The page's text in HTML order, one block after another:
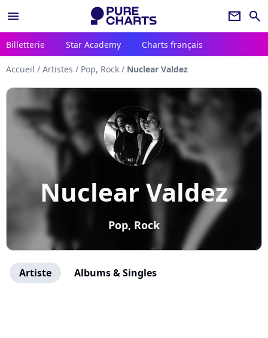
menu newsletter search
Billetterie Star Academy Charts français
Accueil / Artistes / Pop, Rock / Nuclear Valdez
Nuclear Valdez
Pop, Rock
Artiste Albums & Singles